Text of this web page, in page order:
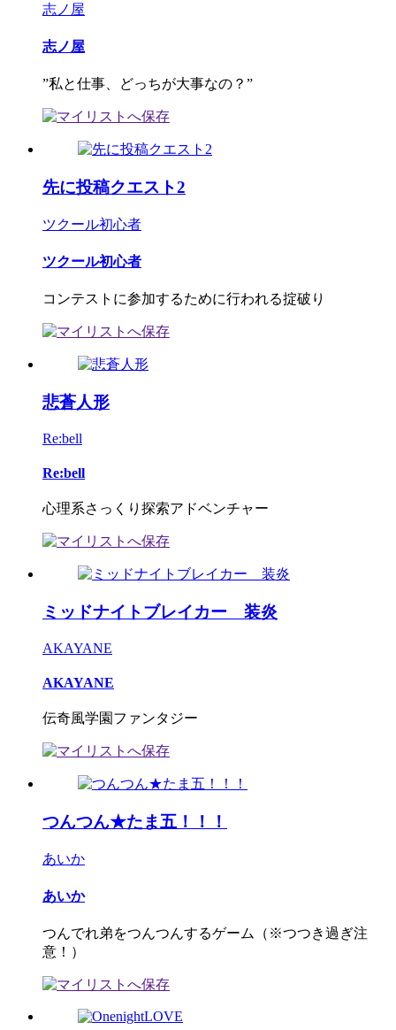
志ノ屋
志ノ屋
”私と仕事、どっちが大事なの？”
先に投稿クエスト2
ツクール初心者
ツクール初心者
コンテストに参加するために行われる掟破り
悲蒼人形
Re:bell
Re:bell
心理系さっくり探索アドベンチャー
ミッドナイトブレイカー 装炎
AKAYANE
AKAYANE
伝奇風学園ファンタジー
つんつん★たま五！！！
あいか
あいか
つんでれ弟をつんつんするゲーム（※つつき過ぎ注
意！）